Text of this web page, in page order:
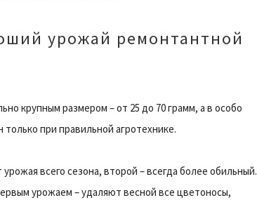
урожай ремонтантной
крупным размером – от 25 до 70 грамм, а в особо
при правильной агротехнике.
всего сезона, второй – всегда более обильный.
урожаем – удаляют весной все цветоносы,